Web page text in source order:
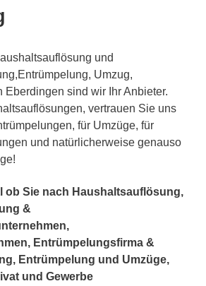
und
Umzug,
Eberdingen sind wir Ihr Anbieter.
vertrauen Sie uns
für Umzüge, für
und natürlicherweise genauso
ob Sie nach Haushaltsauflösung,
&
Entrümpelungsfirma &
Entrümpelung und Umzüge,
und Gewerbe